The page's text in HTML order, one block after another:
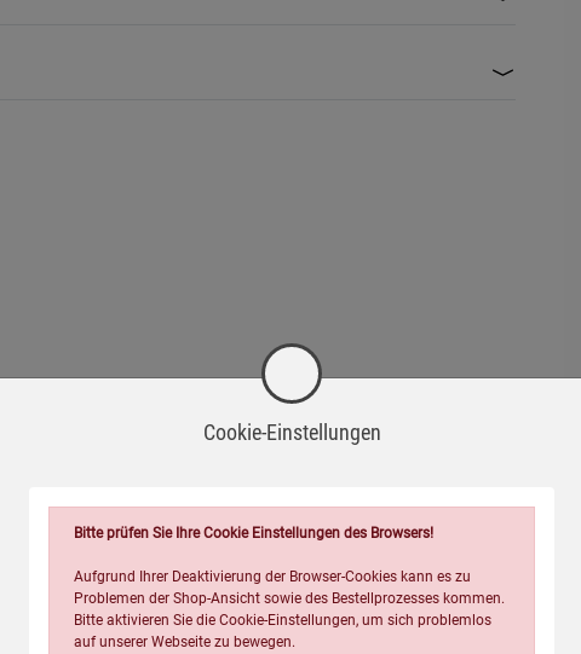
Passend dazu
Cookie-Einstellungen
Bitte prüfen Sie Ihre Cookie Einstellungen des Browsers!
Aufgrund Ihrer Deaktivierung der Browser-Cookies kann es zu
Problemen der Shop-Ansicht sowie des Bestellprozesses kommen.
Bitte aktivieren Sie die Cookie-Einstellungen, um sich problemlos
auf unserer Webseite zu bewegen.